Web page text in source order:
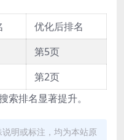
优化后排名
第5页
第2页
索排名显著提升。
明或标注，均为本站原